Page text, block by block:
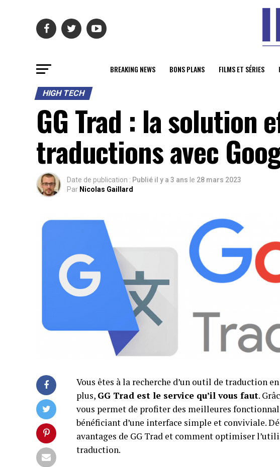
BREAKING NEWS BONS PLANS FILMS ET SÉRIES
HIGH TECH
GG Trad : la solution
traductions avec
Date de publication : Publié il y a 3 ans le 28 mars 2023
Par Nicolas Gaillard
Vous êtes à la recherche d’un outil de traduction
plus, GG Trad est le service qu’il vous faut.
vous permet de profiter des meilleures
bénéficiant d’une interface simple et conviviale.
avantages de GG Trad et comment optimiser
traduction.